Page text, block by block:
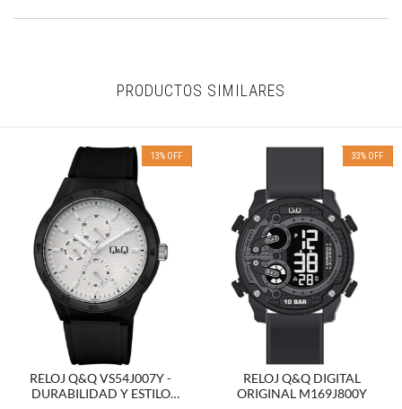
PRODUCTOS SIMILARES
13% OFF
RELOJ Q&Q VS54J007Y -
DURABILIDAD Y ESTILO
33% OFF
RELOJ Q&Q DIGITAL
ORIGINAL M169J800Y